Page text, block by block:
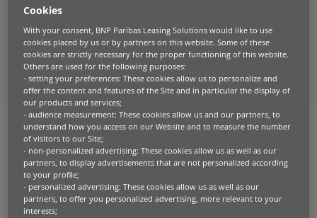
Dernières news
Cookies
With your consent, BNP Paribas Leasing Solutions would like to use
cookies placed by us or by partners on this website. Some of these
cookies are strictly necessary for the proper functioning of this website.
Others are used for the following purposes:
- setting your preferences: These cookies allow us to personalize and
offer the content and features of the Site and in particular the display of
our products and services;
- audience measurement: These cookies allow us and our partners, to
understand how you access on our Website and to measure the number
of visitors to our Site;
- non-personalized advertising: These cookies allow us as well as our
partners, to display advertisements that are not personalized according
to your profile;
- personalized advertising: These cookies allow us as well as our
partners, to offer you personalized advertising, more relevant to your
interests;